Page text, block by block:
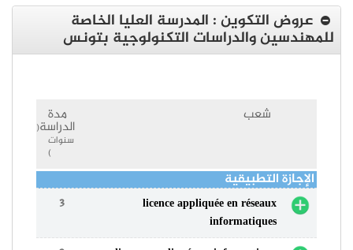
عروض التكوين : المدرسة العليا الخاصة
للمهندسين والدراسات التكنولوجية بتونس
شعب مدة
الدراسة(
سنوات
)
الإجازة التطبيقية
licence appliquée en réseaux
informatiques
3